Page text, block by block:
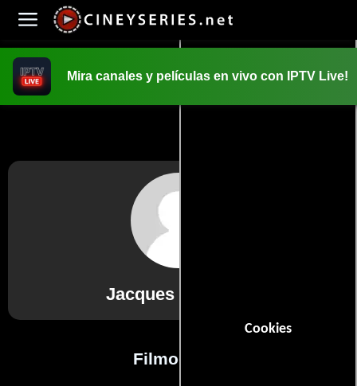
Cookies
Mira canales y películas en vivo con IPTV Live!
Jacques Fonteray
Filmografía